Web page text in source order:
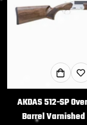
AKDAS 512-SP
Barrel